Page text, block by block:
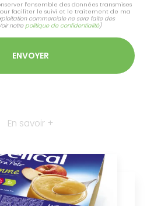
l'ensemble des données transmises
faciliter le suivi et le traitement de ma
commerciale ne sera faite des
notre politique de confidentialité)
En savoir +